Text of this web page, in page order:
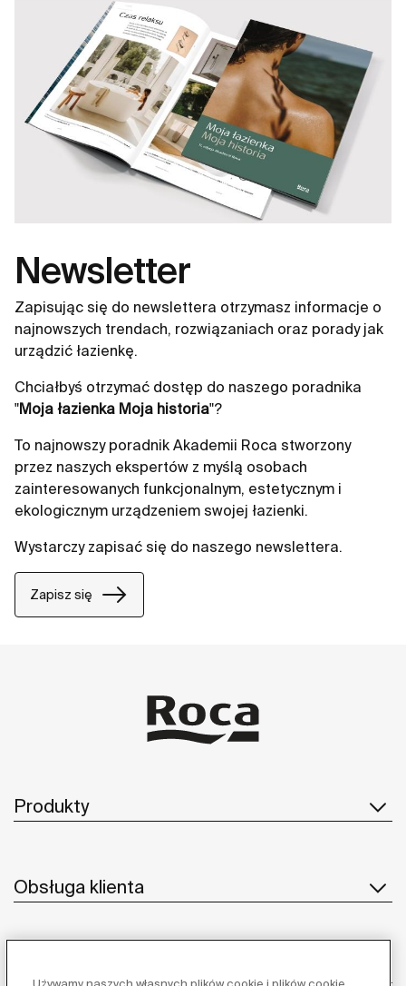
Newsletter
Zapisując się do newslettera otrzymasz informacje o
najnowszych trendach, rozwiązaniach oraz porady jak
urządzić łazienkę.
Chciałbyś otrzymać dostęp do naszego poradnika
"Moja łazienka Moja historia"?
To najnowszy poradnik Akademii Roca stworzony
przez naszych ekspertów z myślą osobach
zainteresowanych funkcjonalnym, estetycznym i
ekologicznym urządzeniem swojej łazienki.
Wystarczy zapisać się do naszego newslettera.
Zapisz się
Produkty
Obsługa klienta